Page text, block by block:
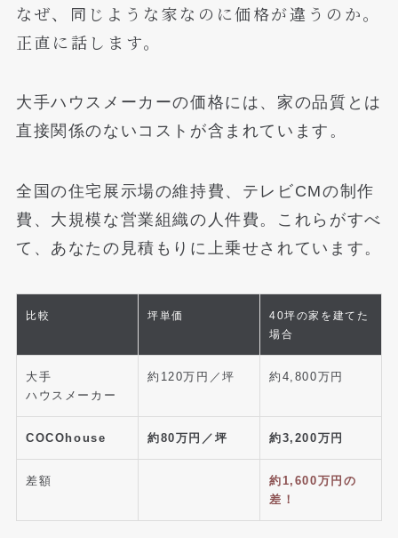
なぜ、同じような家なのに価格が違うのか。
正直に話します。
大手ハウスメーカーの価格には、家の品質とは
直接関係のないコストが含まれています。
全国の住宅展示場の維持費、テレビCMの制作
費、大規模な営業組織の人件費。これらがすべ
て、あなたの見積もりに上乗せされています。
比較 坪単価
40坪の家を建てた
場合
大手
ハウスメーカー
約120万円／坪 約4,800万円
COCOhouse 約80万円／坪 約3,200万円
差額
約1,600万円の
差！